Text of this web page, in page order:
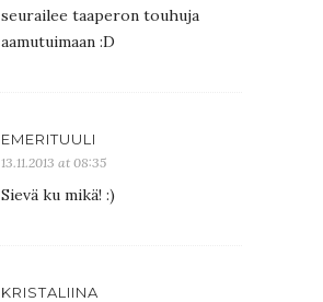
seurailee taaperon touhuja
aamutuimaan :D
EMERITUULI
13.11.2013 at 08:35
Sievä ku mikä! :)
KRISTALIINA